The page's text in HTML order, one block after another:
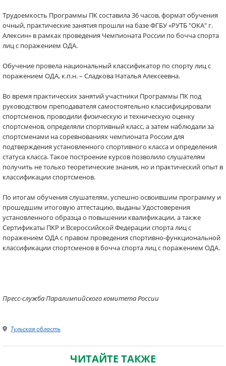
Трудоемкость Программы ПК составила 36 часов, формат обучения
очный, практические занятия прошли на базе ФГБУ «РУТБ "ОКА" г.
Алексин» в рамках проведения Чемпионата России по бочча спорта
лиц с поражением ОДА.
Обучение провела национальный классификатор по спорту лиц с
поражением ОДА, к.п.н. – Сладкова Наталья Алексеевна.
Во время практических занятий участники Программы ПК под
руководством преподавателя самостоятельно классифицировали
спортсменов, проводили физическую и техническую оценку
спортсменов, определяли спортивный класс, а затем наблюдали за
спортсменами на соревнованиях чемпионата России для
подтверждения установленного спортивного класса и определения
статуса класса. Такое построение курсов позволило слушателям
получить не только теоретические знания, но и практический опыт в
классификации спортсменов.
По итогам обучения слушателям, успешно освоившим программу и
прошедшим итоговую аттестацию, выданы Удостоверения
установленного образца о повышении квалификации, а также
Сертификаты ПКР и Всероссийской Федерации спорта лиц с
поражением ОДА с правом проведения спортивно-функциональной
классификации спортсменов в бочча спорта лиц с поражением ОДА.
Пресс-служба Паралимпийского комитета России
Тульская область
ЧИТАЙТЕ ТАКЖЕ